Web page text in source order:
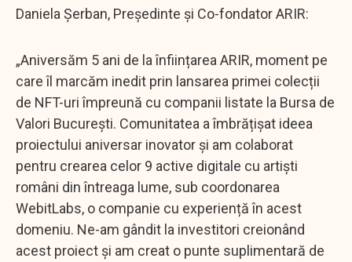
Daniela Șerban, Președinte și Co-fondator ARIR:
„Aniversăm 5 ani de la înființarea ARIR, moment pe
care îl marcăm inedit prin lansarea primei colecții
de NFT-uri împreună cu companii listate la Bursa de
Valori București. Comunitatea a îmbrățișat ideea
proiectului aniversar inovator și am colaborat
pentru crearea celor 9 active digitale cu artiști
români din întreaga lume, sub coordonarea
WebitLabs, o companie cu experiență în acest
domeniu. Ne-am gândit la investitori creionând
acest proiect și am creat o punte suplimentară de